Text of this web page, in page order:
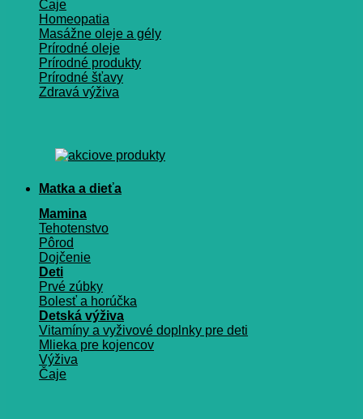
Čaje
Homeopatia
Masážne oleje a gély
Prírodné oleje
Prírodné produkty
Prírodné šťavy
Zdravá výživa
Matka a dieťa
Mamina
Tehotenstvo
Pôrod
Dojčenie
Deti
Prvé zúbky
Bolesť a horúčka
Detská výživa
Vitamíny a vyživové doplnky pre deti
Mlieka pre kojencov
Výživa
Čaje